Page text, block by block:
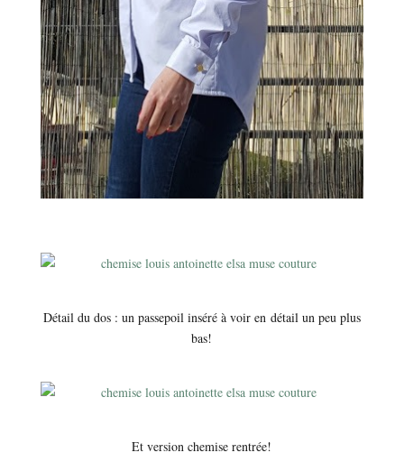
Détail du dos : un passepoil inséré à voir en détail un peu plus
bas!
Et version chemise rentrée!